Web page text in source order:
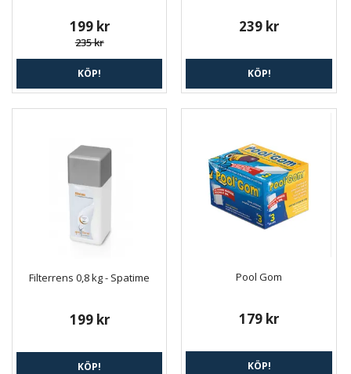
199 kr
235 kr
KÖP!
239 kr
KÖP!
Filterrens 0,8 kg - Spatime
199 kr
KÖP!
Pool Gom
179 kr
KÖP!